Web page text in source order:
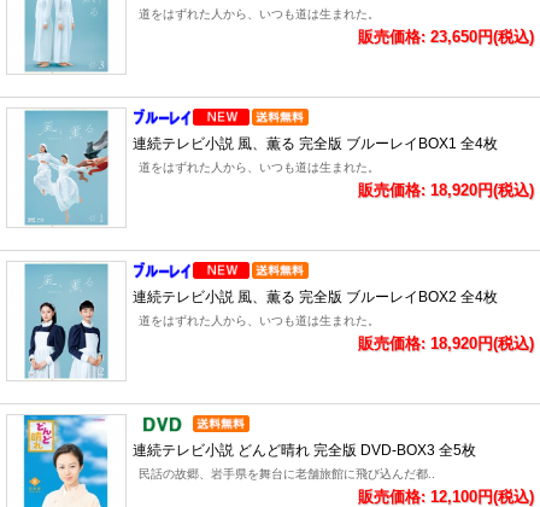
道をはずれた人から、いつも道は生まれた。
販売価格: 23,650円(税込)
連続テレビ小説 風、薫る 完全版 ブルーレイBOX1 全4枚
道をはずれた人から、いつも道は生まれた。
販売価格: 18,920円(税込)
連続テレビ小説 風、薫る 完全版 ブルーレイBOX2 全4枚
道をはずれた人から、いつも道は生まれた。
販売価格: 18,920円(税込)
連続テレビ小説 どんど晴れ 完全版 DVD-BOX3 全5枚
民話の故郷、岩手県を舞台に老舗旅館に飛び込んだ都..
販売価格: 12,100円(税込)